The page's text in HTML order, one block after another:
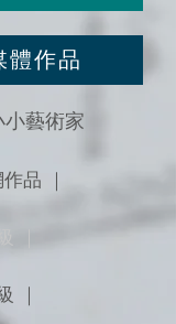
體作品
小藝術家
品 ｜
｜